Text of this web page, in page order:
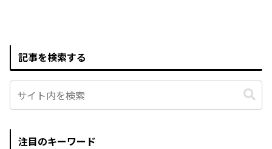
記事を検索する
注目のキーワード